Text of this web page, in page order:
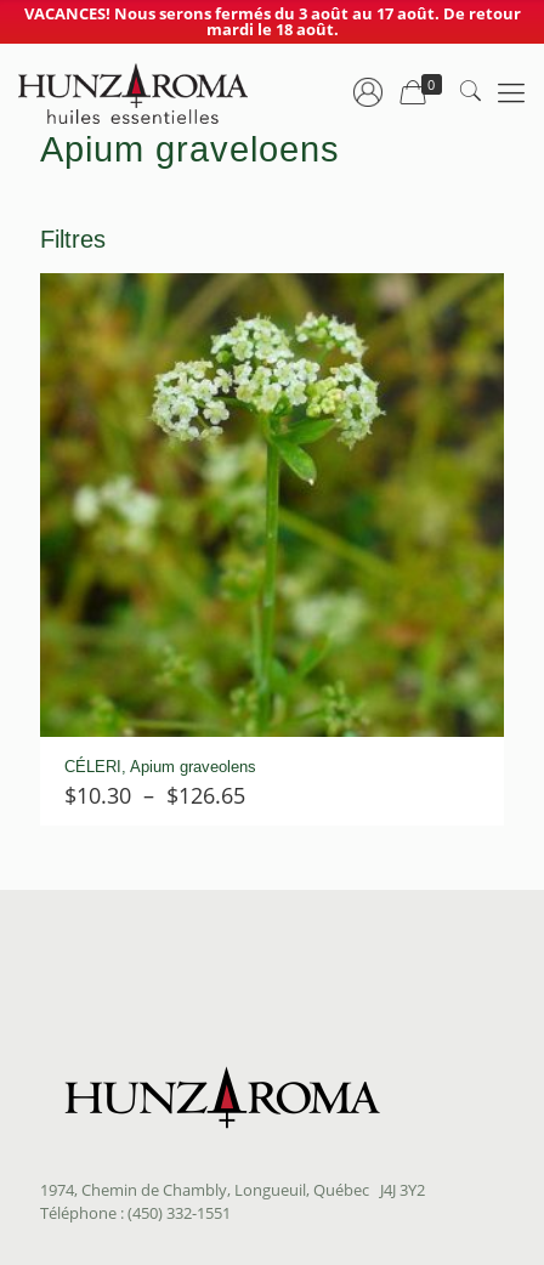
VACANCES! Nous serons fermés du 3 août au 17 août. De retour
mardi le 18 août.
0
Apium graveloens
Filtres
CÉLERI, Apium graveolens
$10.30 – $126.65Plage
1974, Chemin de Chambly, Longueuil, Québec J4J 3Y2
Téléphone : (450) 332-1551